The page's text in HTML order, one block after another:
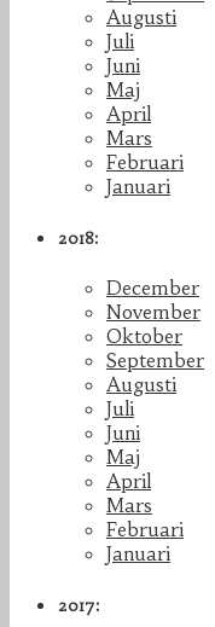
Augusti
Juli
Juni
Maj
April
Mars
Februari
Januari
2018:
December
November
Oktober
September
Augusti
Juli
Juni
Maj
April
Mars
Februari
Januari
2017: